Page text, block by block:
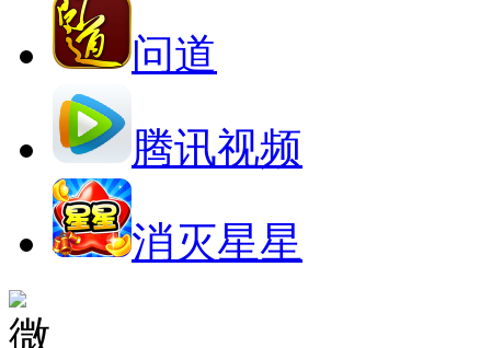
问道
腾讯视频
消灭星星